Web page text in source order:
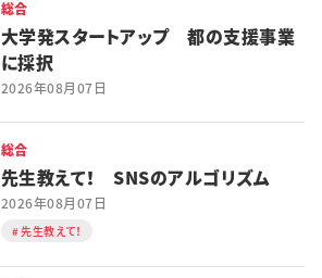
総合
大学発スタートアップ 都の支援事業
に採択
2026年08月07日
総合
先生教えて！ SNSのアルゴリズム
2026年08月07日
先生教えて！